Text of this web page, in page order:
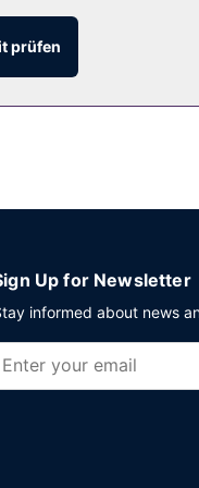
prüfen
Up for Newsletter
informed about news